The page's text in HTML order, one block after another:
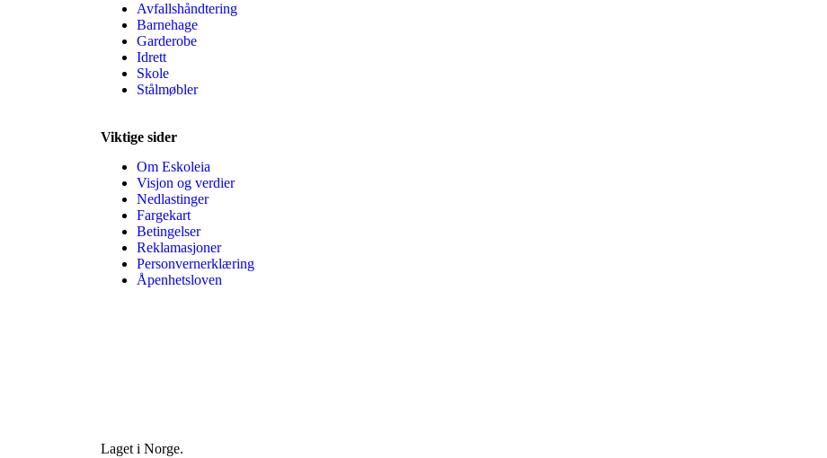
Avfallshåndtering
Barnehage
Garderobe
Idrett
Skole
Stålmøbler
Viktige sider
Om Eskoleia
Visjon og verdier
Nedlastinger
Fargekart
Betingelser
Reklamasjoner
Personvernerklæring
Åpenhetsloven
Laget i Norge.